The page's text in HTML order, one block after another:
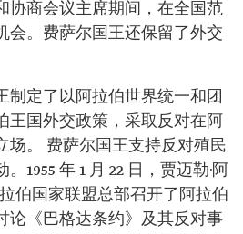
协商会议主席期间，在全国范
会。费萨尔国王还保留了外交
制定了以阿拉伯世界统一和团
王国外交政策，采取反对在阿
场。 费萨尔国王支持反对殖民
1955 年 1 月 22 日，贾迈勒·阿
伯国家联盟总部召开了阿拉伯
论《巴格达条约》及其反对事